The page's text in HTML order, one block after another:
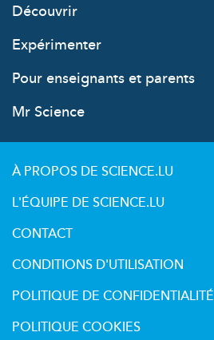
Découvrir
Expérimenter
Pour enseignants et parents
Mr Science
À PROPOS DE SCIENCE.LU
L'ÉQUIPE DE SCIENCE.LU
CONTACT
CONDITIONS D'UTILISATION
POLITIQUE DE CONFIDENTIALITÉ
POLITIQUE COOKIES